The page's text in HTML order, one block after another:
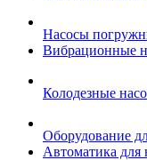
Насосы
Вибрационные
Колодезные
Оборудование
Автоматика для